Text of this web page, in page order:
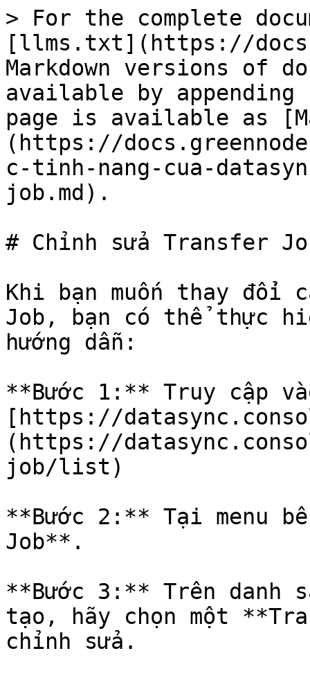
> For the complete
[llms.txt](https://
Markdown versions of
available by
page is available as
(https://
c-tinh-nang-cua-
job.md).
# Chỉnh sửa Transfer
Khi bạn muốn thay đổi
Job, bạn có thể thực
hướng dẫn:
**Bước 1:** Truy cập
[https://
(https://
job/list)
**Bước 2:** Tại menu
Job**.
**Bước 3:** Trên danh
tạo, hãy chọn một
chỉnh sửa.